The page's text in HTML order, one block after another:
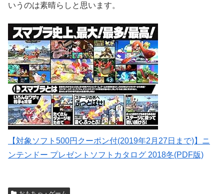
いうのは素晴らしと思います。
【対象ソフト500円クーポン付(2019年2月27日まで)】ニ
ンテンドー プレゼントソフトカタログ 2018冬(PDF版)